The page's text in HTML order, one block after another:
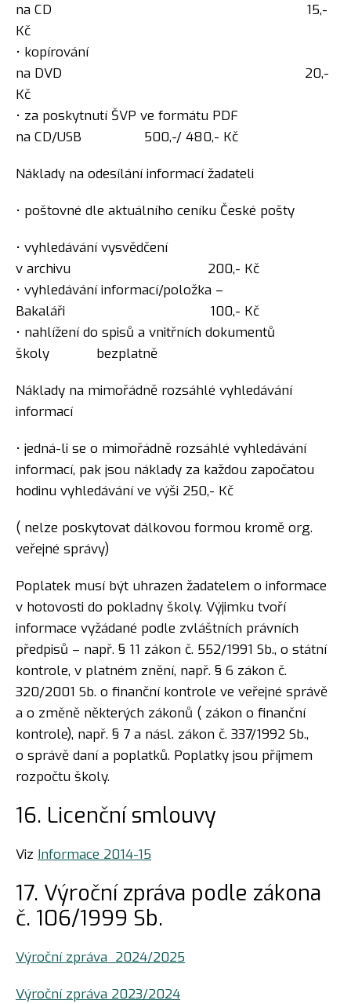
na CD 15,-
Kč
• kopírování
na DVD 20,-
Kč
• za poskytnutí ŠVP ve formátu PDF
na CD/USB 500,-/ 480,- Kč
Náklady na odesílání informací žadateli
• poštovné dle aktuálního ceníku České pošty
• vyhledávání vysvědčení
v archivu 200,- Kč
• vyhledávání informací/položka –
Bakaláři 100,- Kč
• nahlížení do spisů a vnitřních dokumentů
školy bezplatně
Náklady na mimořádně rozsáhlé vyhledávání
informací
• jedná-li se o mimořádně rozsáhlé vyhledávání
informací, pak jsou náklady za každou započatou
hodinu vyhledávání ve výši 250,- Kč
( nelze poskytovat dálkovou formou kromě org.
veřejné správy)
Poplatek musí být uhrazen žadatelem o informace
v hotovosti do pokladny školy. Výjimku tvoří
informace vyžádané podle zvláštních právních
předpisů – např. § 11 zákon č. 552/1991 Sb., o státní
kontrole, v platném znění, např. § 6 zákon č.
320/2001 Sb. o finanční kontrole ve veřejné správě
a o změně některých zákonů ( zákon o finanční
kontrole), např. § 7 a násl. zákon č. 337/1992 Sb.,
o správě daní a poplatků. Poplatky jsou příjmem
rozpočtu školy.
16. Licenční smlouvy
Viz Informace 2014-15
17. Výroční zpráva podle zákona
č. 106/1999 Sb.
Výroční zpráva 2024/2025
Výroční zpráva 2023/2024